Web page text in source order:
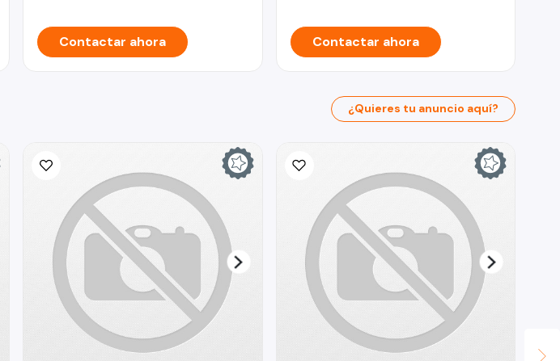
Contactar ahora Contactar ahora
¿Quieres tu anuncio aquí?